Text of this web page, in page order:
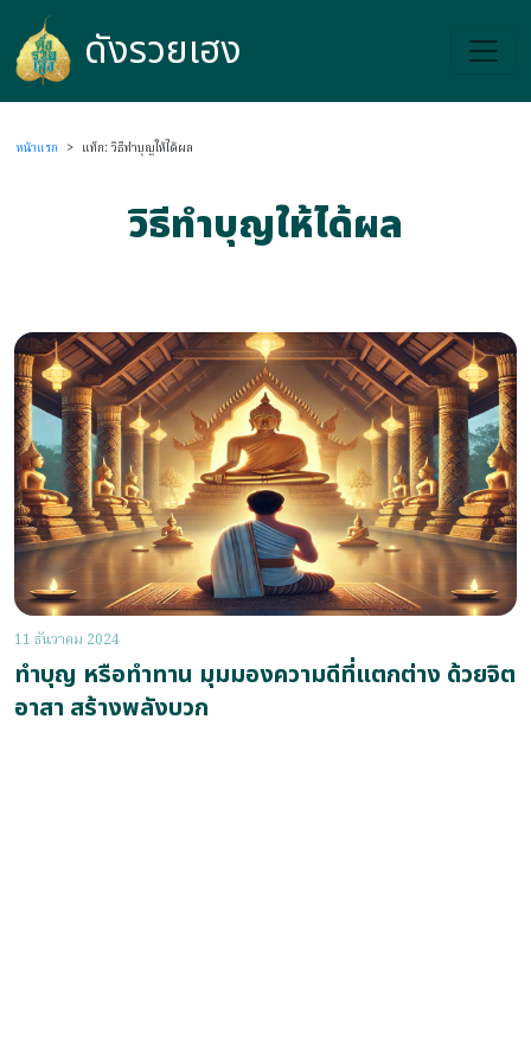
ดังรวยเฮง
ดังรวยเฮง
หน้าแรก > แท็ก: วิธีทำบุญให้ได้ผล
วิธีทำบุญให้ได้ผล
11 ธันวาคม 2024
ทำบุญ หรือทำทาน มุมมองความดีที่แตกต่าง ด้วยจิต
อาสา สร้างพลังบวก